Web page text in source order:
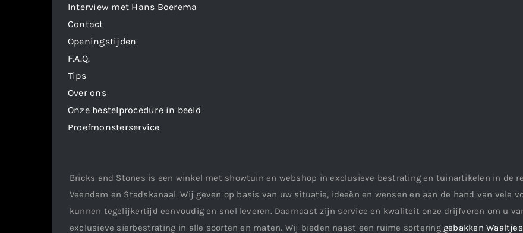
Interview met Hans Boerema
Contact
Openingstijden
F.A.Q.
Tips
Over ons
Onze bestelprocedure in beeld
Proefmonsterservice
Bricks and Stones is een winkel met showtuin en webshop in exclusieve bestrating en tuinartikelen in de
Veendam en Stadskanaal. Wij geven op basis van uw situatie, ideeën en wensen en aan de hand van vele
kunnen tegelijkertijd eenvoudig en snel leveren. Daarnaast zijn service en kwaliteit onze drijfveren om u
exclusieve sierbestrating in alle soorten en maten. Wij bieden naast een ruime sortering gebakken Waaltjes